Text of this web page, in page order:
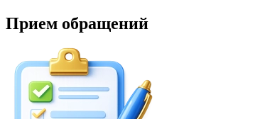
Прием обращений